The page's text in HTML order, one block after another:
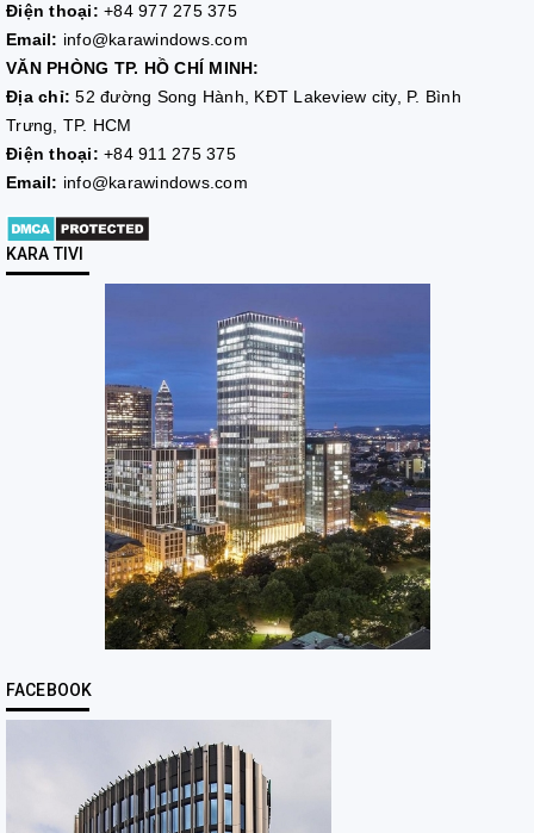
Điện thoại: +84 977 275 375
Email: info@karawindows.com
VĂN PHÒNG TP. HỒ CHÍ MINH:
Địa chỉ:52 đường Song Hành, KĐT Lakeview city, P. Bình
Trưng, TP. HCM
Điện thoại: +84 911 275 375
Email: info@karawindows.com
KARA TIVI
FACEBOOK